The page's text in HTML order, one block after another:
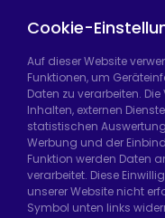
Casters
Hadımköy Fabrik:
Uzunçayır
Arnavutköy/
Telefon: +90 212
E-Mail:
Cookie-
Auf dieser Website
Funktionen, um
Daten zu verarbeiten.
Inhalten, externen
statistischen
Werbung und der
Funktion werden Daten
verarbeitet. Diese
unserer Website nicht
Symbol unten links